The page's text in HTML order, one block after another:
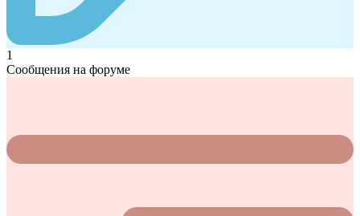
1
Сообщения на форуме